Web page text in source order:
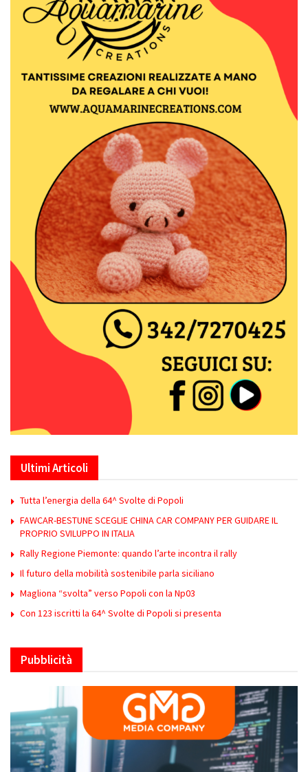
Ultimi Articoli
Tutta l’energia della 64^ Svolte di Popoli
FAWCAR-BESTUNE SCEGLIE CHINA CAR COMPANY PER GUIDARE IL
PROPRIO SVILUPPO IN ITALIA
Rally Regione Piemonte: quando l’arte incontra il rally
Il futuro della mobilità sostenibile parla siciliano
Magliona “svolta” verso Popoli con la Np03
Con 123 iscritti la 64^ Svolte di Popoli si presenta
Pubblicità